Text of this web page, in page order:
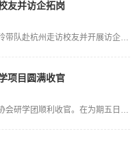
友并访企拓岗
7月22日，学院党委书记童玉玲带队赴杭州走访校友并开展访企拓岗专项行动，受到2004届工商管理专业校友、网经社总编辑、电子商务研究中心主任曹磊，2009届财政学专业校友、杭州市滨江区综合行政执法局副局长来佳琪，2012届金融学专业校友、中国光大银行杭州拱宸支行行长胡铮以及2016届财务管理专业校友、杭州奥林装饰工程有限公司人事负责人林吉星的热情接待。童玉玲代表学院向校友们致以诚挚问候，对校友们在不同领域取得的成就...
项目圆满收官
7月19日，学院香港管理专业协会研学团顺利收官。在为期五日的行程中，同学们先后走进AIA Tower、香港管理专业协会、香港大学、香港科技大学，围绕金融科技、数字营销、战略人力资源管理、可持续发展等前沿领域，开展了一系列专题研习与深度交流。本研学项目坚持理论研习与行业实践深度融合，课程体系覆盖金融底层逻辑、绿色发展转型战略、数字化营销实操、战略性人力资源管理等多元核心板块。学员通过企业实地参访、专题工作坊...